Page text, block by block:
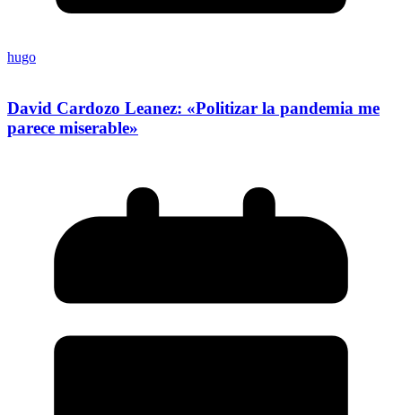
hugo
David Cardozo Leanez: «Politizar la pandemia me
parece miserable»